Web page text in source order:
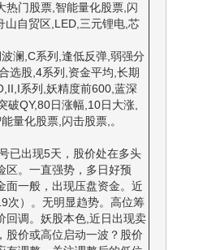
热门股票,智能量化股票,闪
山自贸区,LED,三元锂电,芯
澜,C系列,逢低反弹,弱强分
选股,4系列,资金平均,长期
系列,妖精度前600,蓝深
破QY,80日涨幅,10日大涨,
量化股票,闪击股票,。
已出现5天，股价处在多头
区。一直强势，多日好预
面一般，出现压盘资金。近
次）。无明显趋势。高位筹
回调。妖股本色,近日出现卖
股价或高位启动一波？股价